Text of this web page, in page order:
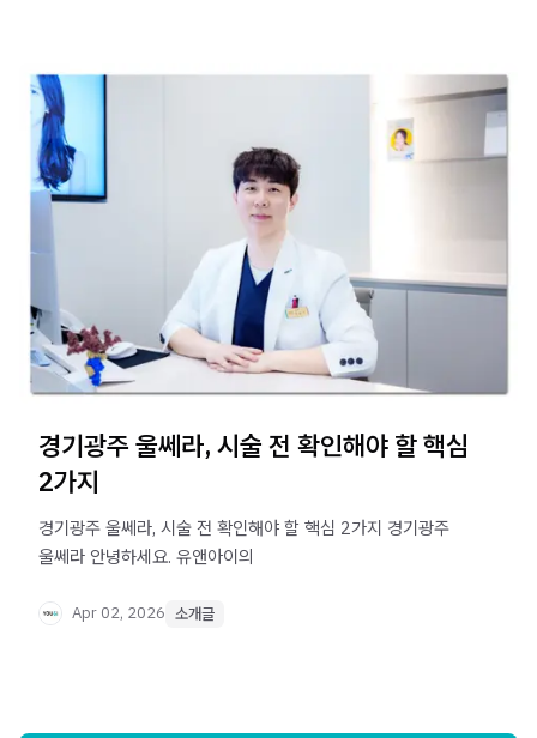
경기광주 울쎄라, 시술 전 확인해야 할 핵심
2가지
경기광주 울쎄라, 시술 전 확인해야 할 핵심 2가지 경기광주
울쎄라 안녕하세요. 유앤아이의
Apr 02, 2026 소개글